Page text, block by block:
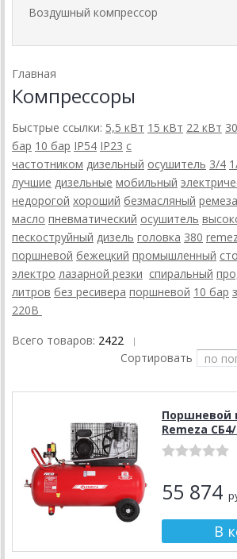
Воздушный компрессор
Главная
Компрессоры
Быстрые ссылки: 5,5 кВт 15 кВт 22 кВт
бар 10 бар IP54 IP23 с
частотником дизельный осушитель 3/4
лучшие дизельные мобильный
недорогой хороший безмасляный ремеза
масло пневматический осушитель
пескоструйный дизель головка 380
поршневой бежецкий промышленный
электро лазарной резки спиральный
литров без ресивера поршневой 10 бар
220В
Всего товаров: 2422 |
Сортировать
Поршневой
Remeza
55 874